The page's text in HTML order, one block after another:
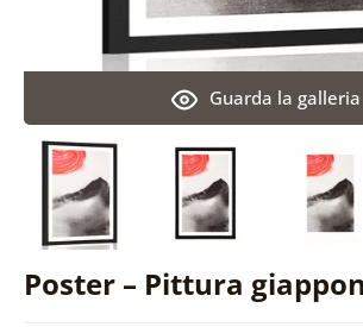
Poster – Pittura
Guarda la galleria